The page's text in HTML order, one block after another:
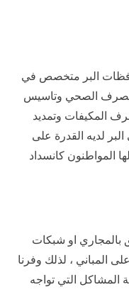
البر متخصص في
الصحي وتاسيس
المكيفات وتمديد
لديه القدرة على
المواطنون كانسداد
بالمجاري او شبكات
المباني ، لذلك وفرنا
المشاكل التي تواجه